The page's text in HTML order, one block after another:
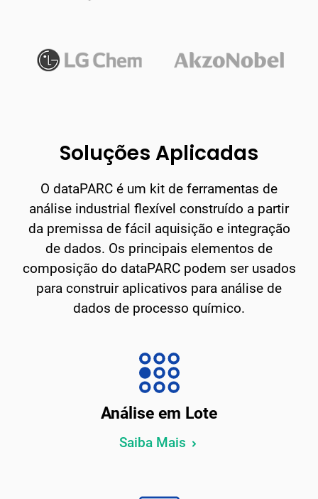
Soluções Aplicadas
O dataPARC é um kit de ferramentas de
análise industrial flexível construído a partir
da premissa de fácil aquisição e integração
de dados. Os principais elementos de
composição do dataPARC podem ser usados
para construir aplicativos para análise de
dados de processo químico.
Análise em Lote
Saiba Mais